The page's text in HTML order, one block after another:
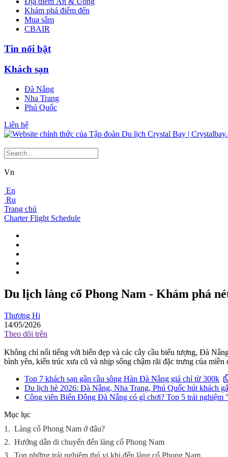
Khám phá điểm đến
Mua sắm
CBAIR
Tin nổi bật
Khách sạn
Đà Nẵng
Nha Trang
Phú Quốc
Liên hệ
Vn
En
Ru
Trang chủ
Charter Flight Schedule
Du lịch làng cổ Phong Nam - Khám phá
Thương Hi
14/05/2026
Theo dõi trên
Không chỉ nổi tiếng với biển đẹp và các cây cầu biểu tượng, Đà
bình yên, kiến trúc xưa cũ và nhịp sống chậm rãi đặc trưng của miền
Top 7 khách sạn gần cầu sông Hàn Đà Nẵng giá chỉ từ 300k
Du lịch hè 2026: Đà Nẵng, Nha Trang, Phú Quốc hút khách
Công viên Biển Đông Đà Nẵng có gì chơi? Top 5 trải nghiệm
Mục lục
1. Làng cổ Phong Nam ở đâu?
2. Hướng dẫn di chuyển đến làng cổ Phong Nam
3.
Top những trải nghiệm thú vị khi đến làng cổ Phong Nam